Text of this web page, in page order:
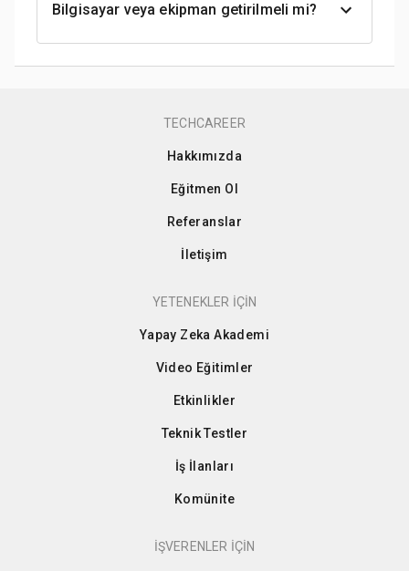
Bilgisayar veya ekipman getirilmeli mi?
TECHCAREER
Hakkımızda
Eğitmen Ol
Referanslar
İletişim
YETENEKLER İÇİN
Yapay Zeka Akademi
Video Eğitimler
Etkinlikler
Teknik Testler
İş İlanları
Komünite
İŞVERENLER İÇİN